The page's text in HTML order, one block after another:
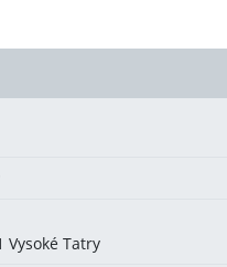
Vysoké Tatry